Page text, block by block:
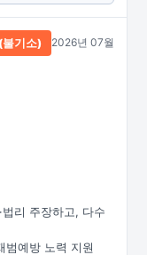
불기소) 2026년 07월
리 주장하고, 다수
범예방 노력 지원